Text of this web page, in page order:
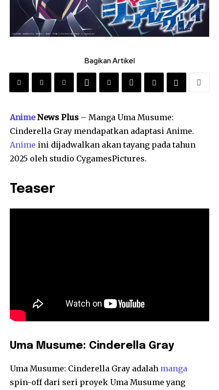
Bagikan Artikel
AnimeNews Plus – Manga Uma Musume:
Cinderella Gray mendapatkan adaptasi Anime.
Anime ini dijadwalkan akan tayang pada tahun
2025 oleh studio CygamesPictures.
Teaser
Uma Musume: Cinderella Gray
Uma Musume: Cinderella Gray adalah manga
spin-off dari seri proyek Uma Musume yang